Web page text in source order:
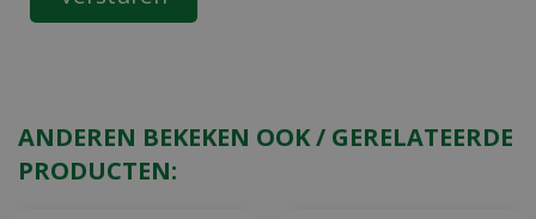
ANDEREN BEKEKEN OOK / GERELATEERDE
PRODUCTEN: